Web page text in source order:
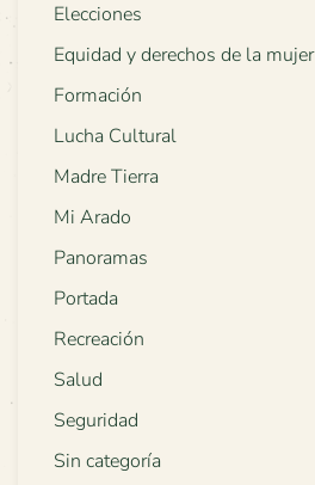
Elecciones
Equidad y derechos de la mujer
Formación
Lucha Cultural
Madre Tierra
Mi Arado
Panoramas
Portada
Recreación
Salud
Seguridad
Sin categoría